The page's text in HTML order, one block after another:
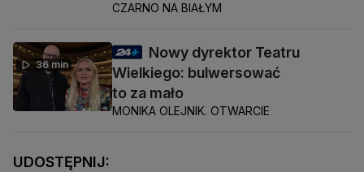
CZARNO NA BIAŁYM
36 min
Nowy dyrektor Teatru
Wielkiego: bulwersować
to za mało
MONIKA OLEJNIK. OTWARCIE
UDOSTĘPNIJ: